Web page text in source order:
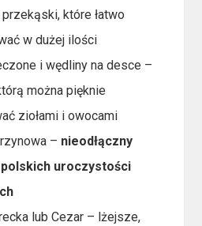
które łatwo
w dużej ilości
i wędliny na desce –
można pięknie
ziołami i owocami
– nieodłączny
uroczystości
lub Cezar – lżejsze,